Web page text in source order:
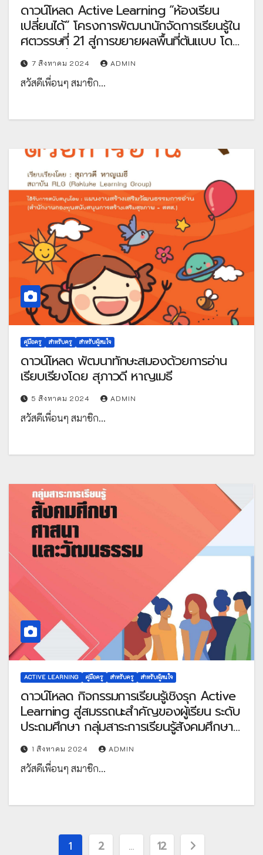
ดาวน์โหลด Active Learning “ห้องเรียน
เปลี่ยนได้” โครงการพัฒนานักจัดการเรียนรู้ใน
ศตวรรษที่ 21 สู่การขยายผลพื้นที่ต้นแบบ โดย
กองทุนเพื่อความเสมอภาคทางการ
ศึกษา(กสศ.)
7 สิงหาคม 2024 ADMIN
สวัสดีเพื่อนๆ สมาชิก…
คู่มือครู สำหรับครู สำหรับผู้สนใจ
ดาวน์โหลด พัฒนาทักษะสมองด้วยการอ่าน
เรียบเรียงโดย สุภาวดี หาญเมธี
5 สิงหาคม 2024 ADMIN
สวัสดีเพื่อนๆ สมาชิก…
ACTIVE LEARNING คู่มือครู สำหรับครู สำหรับผู้สนใจ
ดาวน์โหลด กิจกรรมการเรียนรู้เชิงรุก Active
Learning สู่สมรรถนะสำคัญของผู้เรียน ระดับ
ประถมศึกษา กลุ่มสาระการเรียนรู้สังคมศึกษา
ศาสนาและวัฒนธรรม โดย สำนักวิชาการและ
มาตรฐานการศึกษา
1 สิงหาคม 2024 ADMIN
สวัสดีเพื่อนๆ สมาชิก…
Posts
1 2 … 12